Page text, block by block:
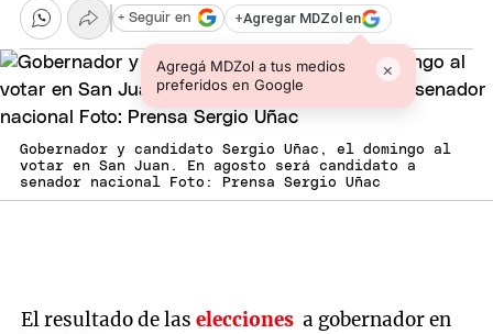
+Agregar MDZol en
Agregá MDZol a tus medios
preferidos en Google
×
+ Seguir en
Gobernador y candidato Sergio Uñac, el domingo al
votar en San Juan. En agosto será candidato a
senador nacional Foto: Prensa Sergio Uñac
El resultado de laselecciones a gobernador en